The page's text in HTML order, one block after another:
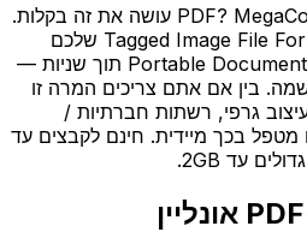
צריכים להמיר TIF ל-PDF? MegaConvert עושה את זה בקלות.
העלו את קובץ ה-Tagged Image File Format (TIF) שלכם
וקבלו קובץ Portable Document Format (PDF) תוך שניות —
בין אם אתם צריכים המרה זו
גרפי, רשתות חברתיות /
בכך מיידית. חינם לקבצים עד